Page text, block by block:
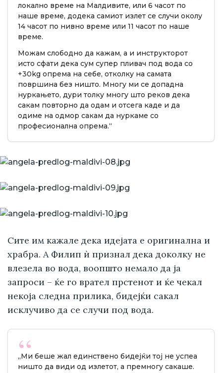
локално време на Малдивите, или 6 часот по
наше време, додека самиот излет се случи околу
14 часот по нивно време или 11 часот по наше
време.
Можам слободно да кажам, а и инструкторот
исто сфати дека сум супер пливач под вода со
+30kg опрема на себе, отколку на самата
површина без ништо. Многу ми се допадна
нуркањето, дури толку многу што реков дека
сакам повторно да одам и отсега каде и да
одиме на одмор сакам да нуркаме со
професионална опрема.“
Сите им кажале дека идејата е оригинална и
храбра. А Филип ѝ признал дека доколку не
влезела во вода, воопшто немало да ја
запроси – ќе го врател прстенот и ќе чекал
некоја следна прилика, бидејќи сакал
исклучиво да се случи под вода.
„Ми беше жал единствено бидејќи тој не успеа
ништо да види од излетот, а премногу сакаше.